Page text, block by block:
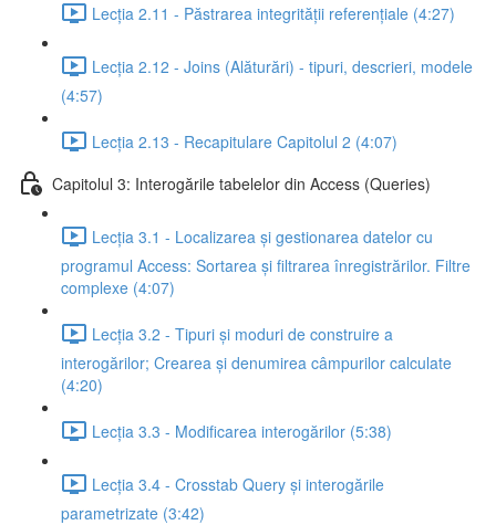
Lecția 2.11 - Păstrarea integrității referențiale (4:27)
Lecția 2.12 - Joins (Alăturări) - tipuri, descrieri, modele
(4:57)
Lecția 2.13 - Recapitulare Capitolul 2 (4:07)
Capitolul 3: Interogările tabelelor din Access (Queries)
Lecția 3.1 - Localizarea și gestionarea datelor cu
programul Access: Sortarea și filtrarea înregistrărilor. Filtre
complexe (4:07)
Lecția 3.2 - Tipuri și moduri de construire a
interogărilor; Crearea și denumirea câmpurilor calculate
(4:20)
Lecția 3.3 - Modificarea interogărilor (5:38)
Lecția 3.4 - Crosstab Query și interogările
parametrizate (3:42)